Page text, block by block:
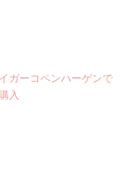
ガーコペンハーゲンで
入